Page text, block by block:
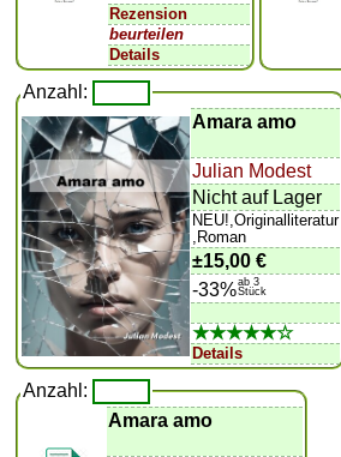
Rezension
beurteilen
Details
Anzahl:
Amara amo
Julian Modest
Nicht auf Lager
NEU!,Originalliteratur
,Roman
±15,00 €
-33%ab 3
Stück
★★★★★☆
Details
Anzahl:
Amara amo